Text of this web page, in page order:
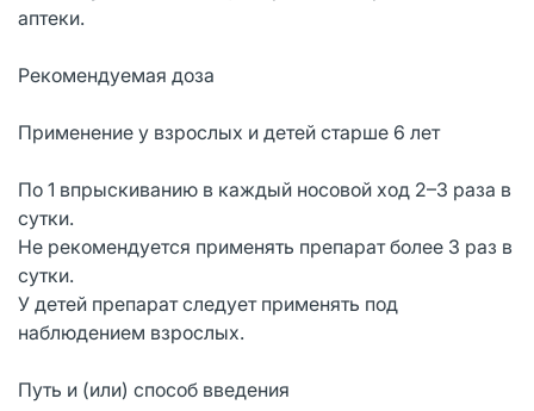
аптеки.
Рекомендуемая доза
Применение у взрослых и детей старше 6 лет
По 1 впрыскиванию в каждый носовой ход 2–3 раза в
сутки.
Не рекомендуется применять препарат более 3 раз в
сутки.
У детей препарат следует применять под
наблюдением взрослых.
Путь и (или) способ введения